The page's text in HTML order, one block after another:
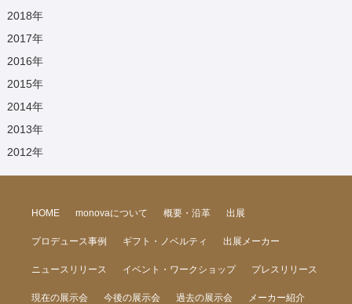
2018年
2017年
2016年
2015年
2014年
2013年
2012年
HOME monovaについて 概要・沿革 出展
プロデュース事例 ギフト・ノベルティ 出展メーカー
ニュースリリース イベント・ワークショップ プレスリリース
現在の展示会 今後の展示会 過去の展示会 メーカー紹介